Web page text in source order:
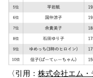
〈引用： 株式会社エム